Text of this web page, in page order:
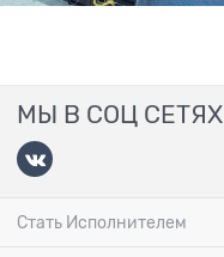
МЫ В СОЦ СЕТЯХ
Стать Исполнителем